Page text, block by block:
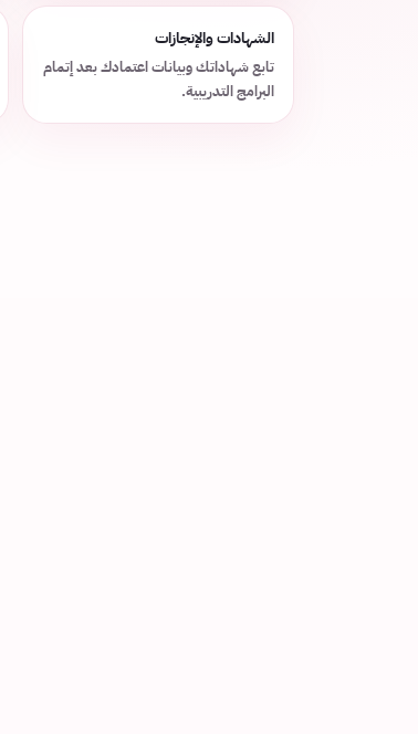
الشهادات والإنجازات
تابع شهاداتك وبيانات اعتمادك بعد إتمام
البرامج التدريبية.